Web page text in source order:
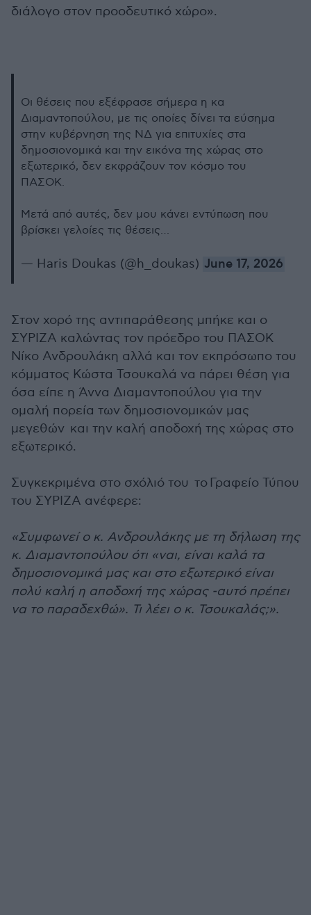
διάλογο στον προοδευτικό χώρο».
Οι θέσεις που εξέφρασε σήμερα η κα
Διαμαντοπούλου, με τις οποίες δίνει τα εύσημα
στην κυβέρνηση της ΝΔ για επιτυχίες στα
δημοσιονομικά και την εικόνα της χώρας στο
εξωτερικό, δεν εκφράζουν τον κόσμο του
ΠΑΣΟΚ.
Μετά από αυτές, δεν μου κάνει εντύπωση που
βρίσκει γελοίες τις θέσεις…
— Haris Doukas (@h_doukas) June 17, 2026
Στον χορό της αντιπαράθεσης μπήκε και ο
ΣΥΡΙΖΑ καλώντας τον πρόεδρο του ΠΑΣΟΚ
Νίκο Ανδρουλάκη αλλά και τον εκπρόσωπο του
κόμματος Κώστα Τσουκαλά να πάρει θέση για
όσα είπε η Άννα Διαμαντοπούλου για την
ομαλή πορεία των δημοσιονομικών μας
μεγεθών και την καλή αποδοχή της χώρας στο
εξωτερικό.
Συγκεκριμένα στο σχόλιό του το Γραφείο Τύπου
του ΣΥΡΙΖΑ ανέφερε:
«Συμφωνεί ο κ. Ανδρουλάκης με τη δήλωση της
κ. Διαμαντοπούλου ότι «ναι, είναι καλά τα
δημοσιονομικά μας και στο εξωτερικό είναι
πολύ καλή η αποδοχή της χώρας -αυτό πρέπει
να το παραδεχθώ». Τι λέει ο κ. Τσουκαλάς;».